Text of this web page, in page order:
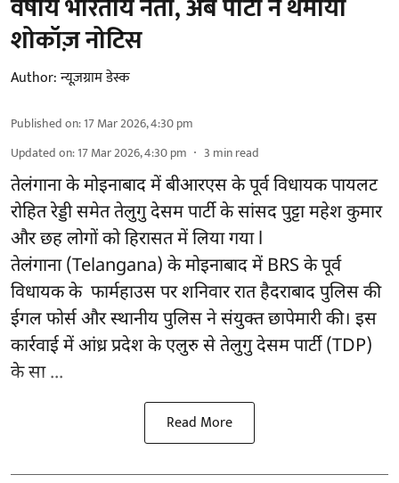
शोकॉज़ नोटिस
Author:न्यूज़ग्राम डेस्क
Published on:17 Mar 2026, 4:30 pm
Updated on:17 Mar 2026, 4:30 pm 3 min read
तेलंगाना के मोइनाबाद में बीआरएस के पूर्व विधायक पायलट
रोहित रेड्डी समेत तेलुगु देसम पार्टी के सांसद पुट्टा महेश कुमार
और छह लोगों को हिरासत में लिया गया l
तेलंगाना (Telangana) के मोइनाबाद में BRS के पूर्व
विधायक के फार्महाउस पर शनिवार रात हैदराबाद पुलिस की
ईगल फोर्स और स्थानीय पुलिस ने संयुक्त छापेमारी की। इस
कार्रवाई में आंध्र प्रदेश के एलुरु से तेलुगु देसम पार्टी (TDP)
के सा ...
Read More